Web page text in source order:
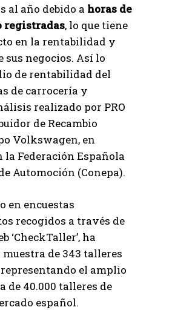
al año debido a horas de
registradas, lo que tiene
en la rentabilidad y
negocios. Así lo
de rentabilidad del
de carrocería y
realizado por PRO
de Recambio
Volkswagen, en
la Federación Española
Automoción (Conepa).
en encuestas
recogidos a través de
‘CheckTaller’, ha
de 343 talleres
el amplio
de 40.000 talleres de
español.